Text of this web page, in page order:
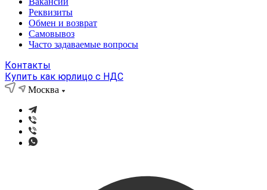
Реквизиты
Обмен и возврат
Самовывоз
Часто задаваемые вопросы
Контакты
Купить как юрлицо с НДС
Москва